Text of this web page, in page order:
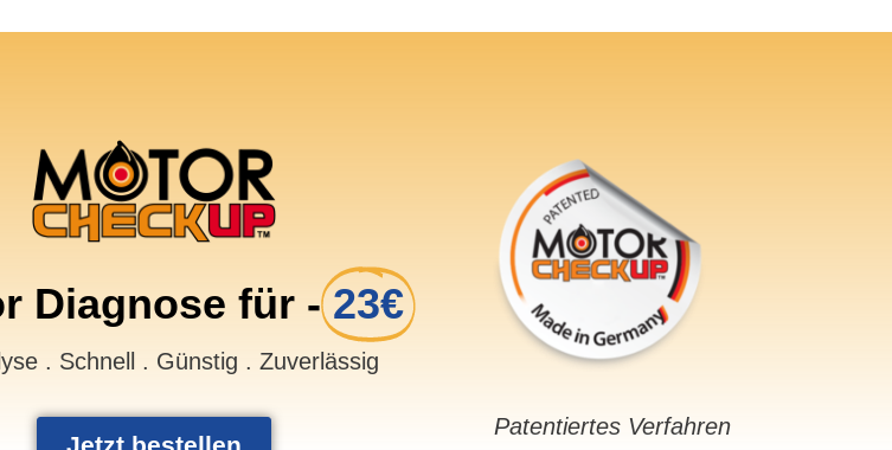
Diagnose für - 23€
. Schnell . Günstig . Zuverlässig
Jetzt bestellen
Patentiertes Verfahren